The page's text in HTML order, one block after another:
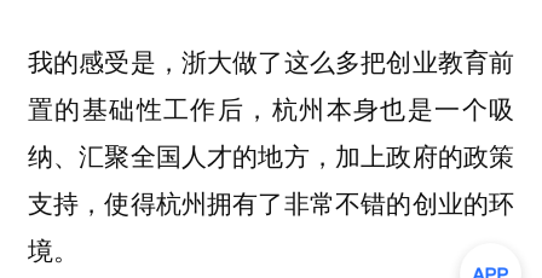
我的感受是，浙大做了这么多把创业教育前
置的基础性工作后，杭州本身也是一个吸
纳、汇聚全国人才的地方，加上政府的政策
支持，使得杭州拥有了非常不错的创业的环
境。